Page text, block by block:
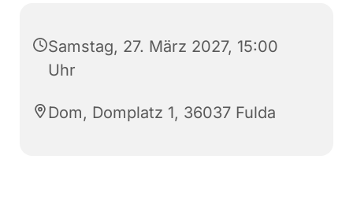
Samstag, 27. März 2027, 15:00
Uhr
Dom, Domplatz 1, 36037 Fulda